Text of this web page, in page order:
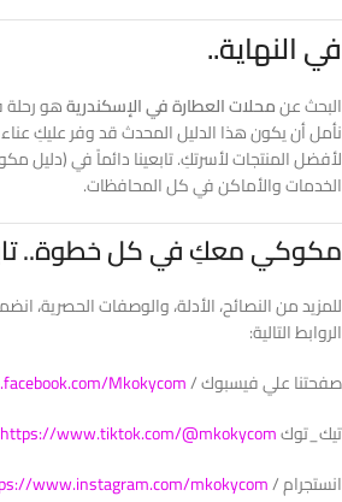
في النهاية..
البحث عنمحلات العطارة في الإسكندريةهو رحلة
نأمل أن يكون هذا الدليل المحدث قد وفر عليكِ
لأفضل المنتجات لأسرتكِ. تابعينا دائماً في
الخدمات والأماكن في كل المحافظات.
مكوكي معكِ في كل خطوة..
للمزيد من النصائح، الأدلة، والوصفات الحصرية،
الروابط التالية:
صفحتنا علي فيسبوك /Mkokycom/
تيك_توكhttps://www.tiktok.com/@mkokycom
انستجرام /www.instagram.com/mkokycom